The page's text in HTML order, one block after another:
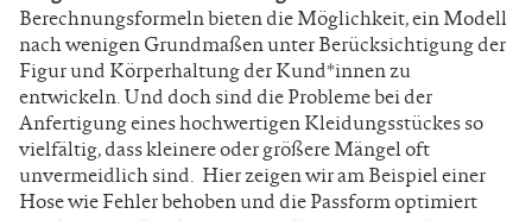
Berechnungsformeln bieten die Möglichkeit, ein Modell
nach wenigen Grundmaßen unter Berücksichtigung der
Figur und Körperhaltung der Kund*innen zu
entwickeln. Und doch sind die Probleme bei der
Anfertigung eines hochwertigen Kleidungsstückes so
vielfältig, dass kleinere oder größere Mängel oft
unvermeidlich sind. Hier zeigen wir am Beispiel einer
Hose wie Fehler behoben und die Passform optimiert